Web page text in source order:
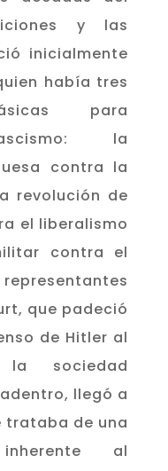
y las
inicialmente
había tres
para
la
contra la
revolución de
el liberalismo
contra el
que padeció
de Hitler al
sociedad
llegó a
trataba de una
al